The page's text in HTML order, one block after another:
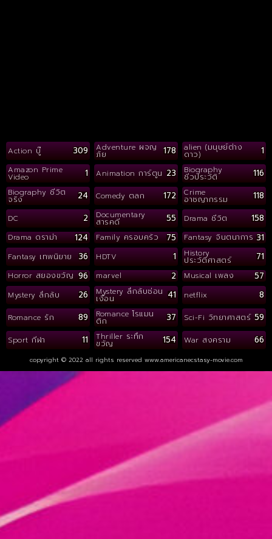
Action บู๊ 309 Adventure ผจญ
ภัย 178 alien (มนุษย์ต่าง
ดาว) 1
Amazon Prime
Video 1 Animation การ์ตูน 23 Biography
ชีวประวัติ 116
Biography ชีวิต
จริง 24 Comedy ตลก 172 Crime
อาชญากรรม 118
DC 2 Documentary
สารคดี 55 Drama ชีวิต 158
Drama ดราม่า 124 Family ครอบครัว 75 Fantasy จินตนาการ 31
Fantasy เทพนิยาย 36 HDTV 1 History
ประวัติศาสตร์ 71
Horror สยองขวัญ 96 marvel 2 Musical เพลง 57
Mystery ลึกลับ 26 Mystery ลึกลับซ่อน
เงื่อน 41 netflix 8
Romance รัก 89 Romance โรแมน
ติก 37 Sci-Fi วิทยาศาสตร์ 59
Sport กีฬา 11 Thriller ระทึก
ขวัญ 154 War สงคราม 66
copyright © 2022 all rights reserved www.americanecstasy-movie.com